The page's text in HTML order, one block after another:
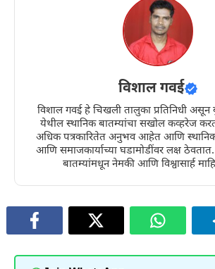
विशाल गवई
विशाल गवई हे चिखली तालुका प्रतिनिधी असून
येथील स्थानिक बातम्यांचा सखोल कव्हरेज
अधिक पत्रकारितेत अनुभव आहेत आणि स्थानिक
आणि समाजकार्याच्या घडामोडींवर लक्ष ठेवतात.
बातम्यांमधून नेमकी आणि विश्वासार्ह